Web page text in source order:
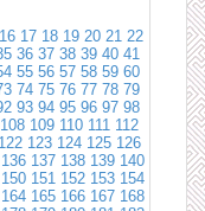
16 17 18 19 20 21 22
36 37 38 39 40 41
55 56 57 58 59 60
74 75 76 77 78 79
93 94 95 96 97 98
108 109 110 111 112
122 123 124 125 126
136 137 138 139 140
150 151 152 153 154
164 165 166 167 168